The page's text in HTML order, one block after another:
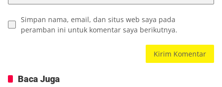
Simpan nama, email, dan situs web saya pada
peramban ini untuk komentar saya berikutnya.
Baca Juga